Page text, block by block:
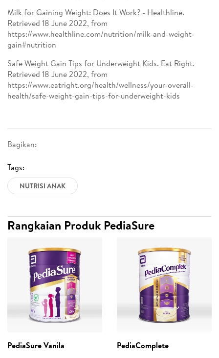
Bagikan:
Tags:
NUTRISI ANAK
Milk for Gaining Weight: Does It Work? - Healthline.
Retrieved 18 June 2022, from
https://www.healthline.com/nutrition/milk-and-weight-
gain#nutrition
Safe Weight Gain Tips for Underweight Kids. Eat Right.
Retrieved 18 June 2022, from
https://www.eatright.org/health/wellness/your-overall-
health/safe-weight-gain-tips-for-underweight-kids
Rangkaian Produk PediaSure
PediaSure Vanila PediaComplete